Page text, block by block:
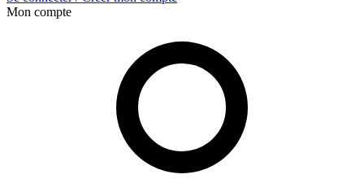
Mon compte